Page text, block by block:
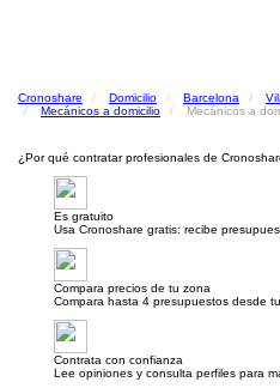
Cronoshare Domicilio Barcelona
Mecánicos a domicilio
Mecánicos a
¿Por qué contratar profesionales de
Es gratuito
Usa Cronoshare gratis: recibe
Compara precios de tu zona
Compara hasta 4 presupuestos desde
Contrata con confianza
Lee opiniones y consulta perfiles para